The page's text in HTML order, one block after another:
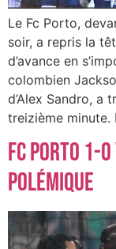
Le Fc Porto,
soir, a repris la
d’avance en
colombien
d’Alex Sandro, a
treizième
FC Porto 1-
polémique